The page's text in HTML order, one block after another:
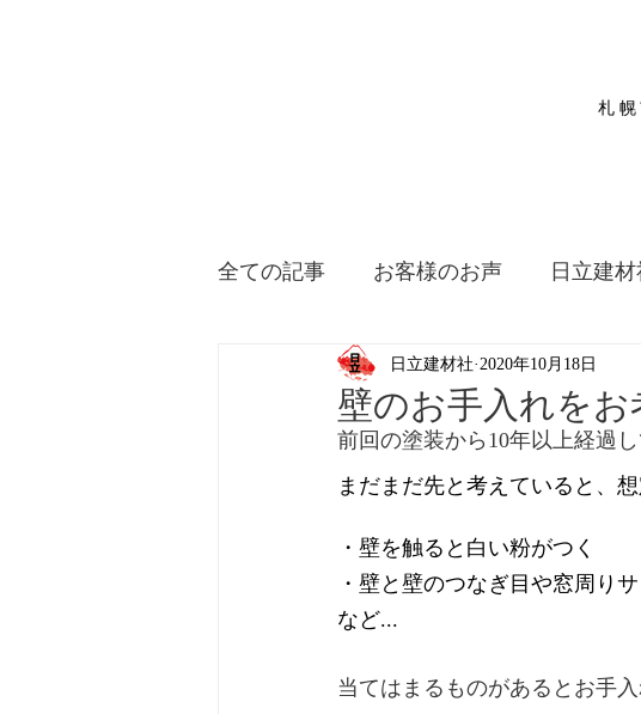
札
全ての記事 お客様のお声 日立建
壁のお手入れを
日立建材社 2020年10月18日
前回の塗装から10年以上経過
まだまだ先と考えていると、
・壁を触ると白い粉がつく
・壁と壁のつなぎ目や窓周り
など...
当てはまるものがあるとお手入